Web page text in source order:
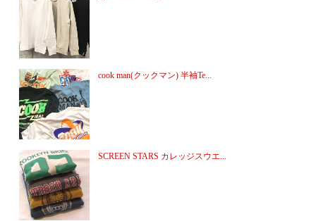
cook man(クックマン) 半袖Te...
SCREEN STARS カレッジスウエ...